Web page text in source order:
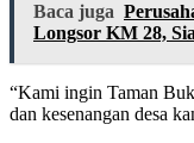
Baca juga
Longsor KM 28,
“Kami ingin Taman
dan kesenangan desa